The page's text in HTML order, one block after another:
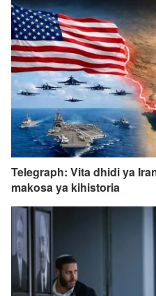
Telegraph: Vita dhidi ya
makosa ya kihistoria